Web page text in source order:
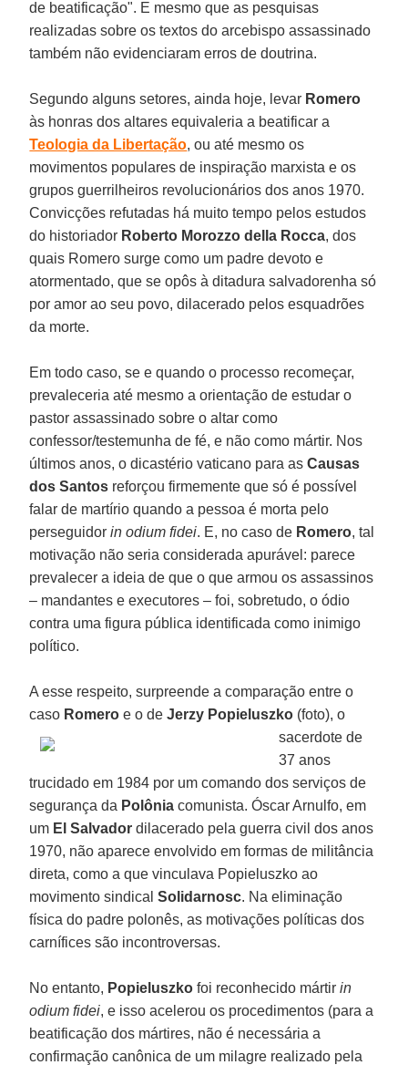
de beatificação". E mesmo que as pesquisas
realizadas sobre os textos do arcebispo assassinado
também não evidenciaram erros de doutrina.
Segundo alguns setores, ainda hoje, levar Romero
às honras dos altares equivaleria a beatificar a
Teologia da Libertação, ou até mesmo os
movimentos populares de inspiração marxista e os
grupos guerrilheiros revolucionários dos anos 1970.
Convicções refutadas há muito tempo pelos estudos
do historiador Roberto Morozzo della Rocca, dos
quais Romero surge como um padre devoto e
atormentado, que se opôs à ditadura salvadorenha só
por amor ao seu povo, dilacerado pelos esquadrões
da morte.
Em todo caso, se e quando o processo recomeçar,
prevaleceria até mesmo a orientação de estudar o
pastor assassinado sobre o altar como
confessor/testemunha de fé, e não como mártir. Nos
últimos anos, o dicastério vaticano para asCausas
dos Santos reforçou firmemente que só é possível
falar de martírio quando a pessoa é morta pelo
perseguidorin odium fidei. E, no caso de Romero, tal
motivação não seria considerada apurável: parece
prevalecer a ideia de que o que armou os assassinos
– mandantes e executores – foi, sobretudo, o ódio
contra uma figura pública identificada como inimigo
político.
A esse respeito, surpreende a comparação entre o
caso Romeroe o deJerzy Popieluszko (foto), o
sacerdote de
37 anos
trucidado em 1984 por um comando dos serviços de
segurança da Polônia comunista. Óscar Arnulfo, em
um El Salvador dilacerado pela guerra civil dos anos
1970, não aparece envolvido em formas de militância
direta, como a que vinculava Popieluszko ao
movimento sindicalSolidarnosc. Na eliminação
física do padre polonês, as motivações políticas dos
carnífices são incontroversas.
No entanto, Popieluszkofoi reconhecido mártirin
odium fidei, e isso acelerou os procedimentos (para a
beatificação dos mártires, não é necessária a
confirmação canônica de um milagre realizado pela